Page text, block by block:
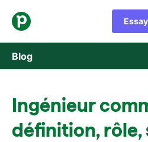
Blog
Marketing
Ingénieur
définition, rôle,